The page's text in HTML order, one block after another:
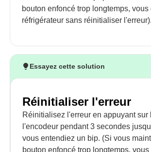
bouton enfoncé trop longtemps,
réfrigérateur sans réinitialiser l'erreur).
Essayez cette solution
Réinitialiser l'erreur
Réinitialisez l'erreur en appuyant sur
l'encodeur pendant 3 secondes
vous entendiez un bip. (Si vous
bouton enfoncé trop longtemps,